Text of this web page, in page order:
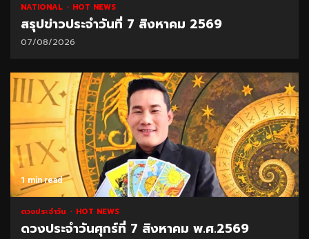
NATIONAL HOT NEWS
สรุปข่าวประจำวันที่ 7 สิงหาคม 2569
07/08/2026
1 min read
ดวงประจำวัน HOT NEWS
ดวงประจำวันศุกร์ที่ 7 สิงหาคม พ.ศ.2569